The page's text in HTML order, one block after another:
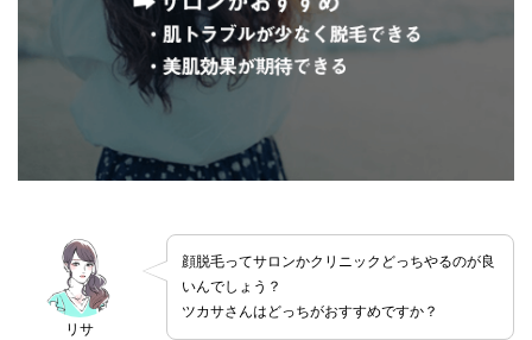
リサ
顔脱毛ってサロンかクリニックどっちやるのが良
いんでしょう？
ツカサさんはどっちがおすすめですか？